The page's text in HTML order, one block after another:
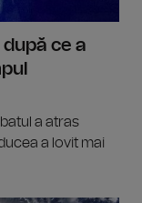
ce a
a atras
a lovit mai